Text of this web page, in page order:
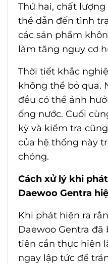
Thứ hai, chất
thể dẫn đến tình
các sản phẩm
làm tăng nguy cơ
Thời tiết khắc
không thể bỏ qua.
đều có thể ảnh
ống nước. Cuối
kỳ và kiểm tra
của hệ thống này
chóng.
Cách xử lý khi phát
Daewoo Gentra
Khi phát hiện ra
Daewoo Gentra đã
tiên cần thực hiện
ngay lập tức để